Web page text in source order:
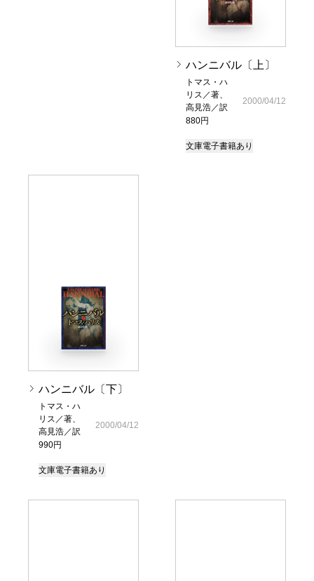
ハンニバル〔上〕
トマス・ハ
リス／著、
高見浩／訳
880円
2000/04/12
文庫電子書籍あり
ハンニバル〔下〕
トマス・ハ
リス／著、
高見浩／訳
990円
2000/04/12
文庫電子書籍あり